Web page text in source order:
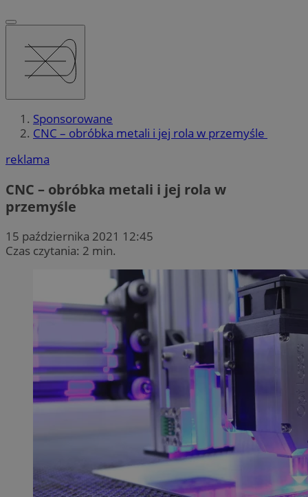
Sponsorowane
CNC – obróbka metali i jej rola w przemyśle
reklama
CNC – obróbka metali i jej rola w
przemyśle
15 października 2021 12:45
Czas czytania: 2 min.